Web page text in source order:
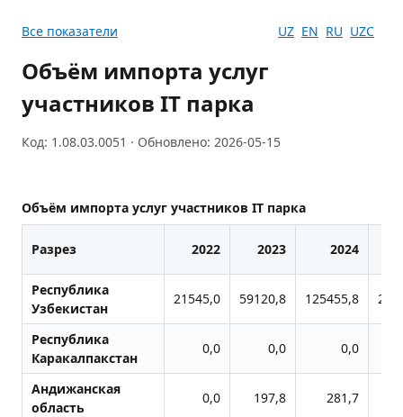
Все показатели UZ EN RU UZC
Объём импорта услуг
участников IT парка
Код: 1.08.03.0051 · Обновлено: 2026-05-15
Объём импорта услуг участников IT парка
Разрез 2022 2023 2024
Республика
Узбекистан
21545,0 59120,8 125455,8
Республика
Каракалпакстан
0,0 0,0 0,0
Андижанская
область
0,0 197,8 281,7